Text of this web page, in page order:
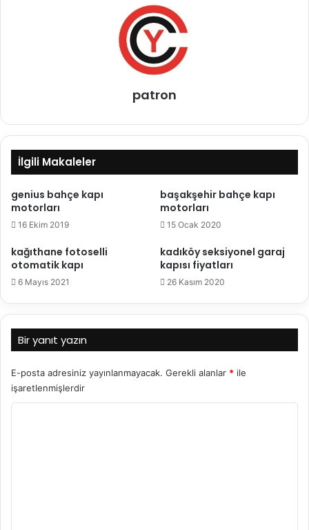
patron
İlgili Makaleler
genius bahçe kapı
motorları
16 Ekim 2019
başakşehir bahçe kapı
motorları
15 Ocak 2020
kağıthane fotoselli
otomatik kapı
6 Mayıs 2021
kadıköy seksiyonel garaj
kapısı fiyatları
26 Kasım 2020
Bir yanıt yazın
E-posta adresiniz yayınlanmayacak. Gerekli alanlar * ile
işaretlenmişlerdir